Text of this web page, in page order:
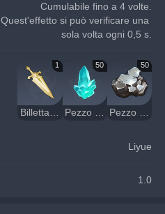
Cumulabile fino a 4 volte.
Quest'effetto si può verificare una
sola volta ogni 0,5 s.
1
Billetta della Claymore del Nord
50
Pezzo di Cristallo
50
Pezzo di ferro bianco
Liyue
1.0